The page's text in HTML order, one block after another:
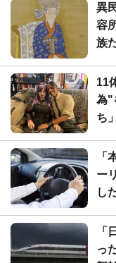
異
容
族
11
為"
ち
「
ー
し
「
っ